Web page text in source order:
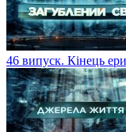
46 випуск. Кінець